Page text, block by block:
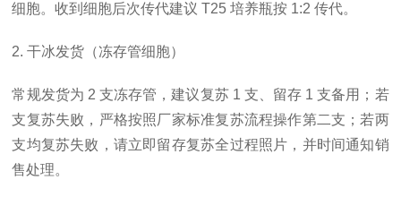
细胞。收到细胞后次传代建议 T25 培养瓶按 1:2 传代。
2. 干冰发货（冻存管细胞）
常规发货为 2 支冻存管，建议复苏 1 支、留存 1 支备用；若
支复苏失败，严格按照厂家标准复苏流程操作第二支；若两
支均复苏失败，请立即留存复苏全过程照片，并时间通知销
售处理。